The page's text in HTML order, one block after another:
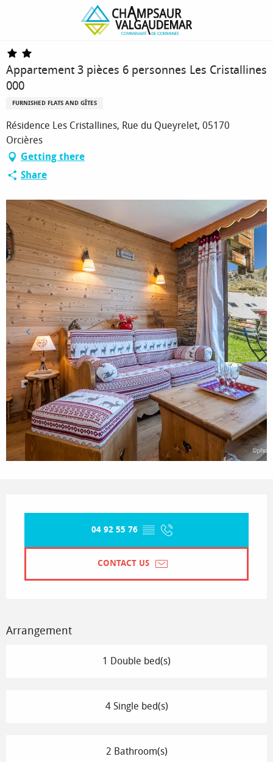
Appartement 3 pièces 6 personnes Les Cristallines 000
Appartement 3 pièces 6 personnes Les Cristallines
000
FURNISHED FLATS AND GÎTES
Résidence Les Cristallines, Rue du Queyrelet, 05170
Orcières
Getting there
Share
04 92 55 76 ▒▒
CONTACT US
Arrangement
1 Double bed(s)
4 Single bed(s)
2 Bathroom(s)